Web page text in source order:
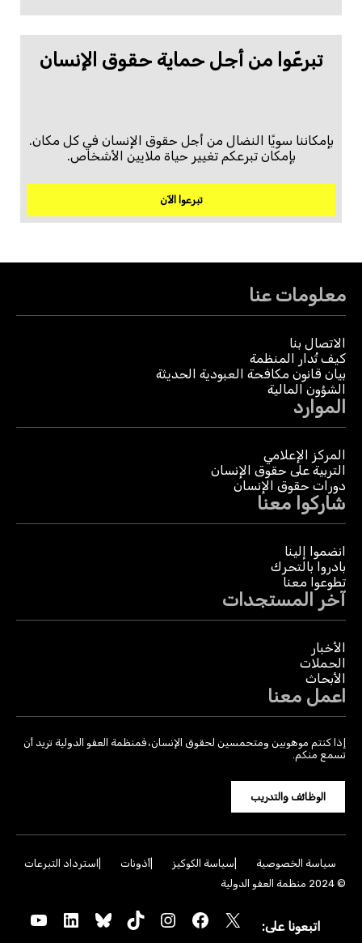
تبرعّوا من أجل حماية حقوق الإنسان
بإمكاننا سويًا النضال من أجل حقوق الإنسان في كل مكان.
بإمكان تبرعكم تغيير حياة ملايين الأشخاص.
تبرعوا الآن
معلومات عنا
الاتصال بنا
كيف تُدار المنظمة
بيان قانون مكافحة العبودية الحديثة
الشؤون المالية
الموارد
المركز الإعلامي
التربية على حقوق الإنسان
دورات حقوق الإنسان
شاركوا معنا
انضموا إلينا
بادروا بالتحرك
تطوعوا معنا
آخر المستجدات
الأخبار
الحملات
الأبحاث
اعمل معنا
إذا كنتم موهوبين ومتحمسين لحقوق الإنسان، فمنظمة العفو الدولية تريد أن
تسمع منكم.
الوظائف والتدريب
سياسة الخصوصية سياسة الكوكيز أذونات
استرداد التبرعات
© 2024 منظمة العفو الدولية
اتبعونا على: X
Facebook
Instagram
TikTok
Bluesky
LinkedIn
YouTube